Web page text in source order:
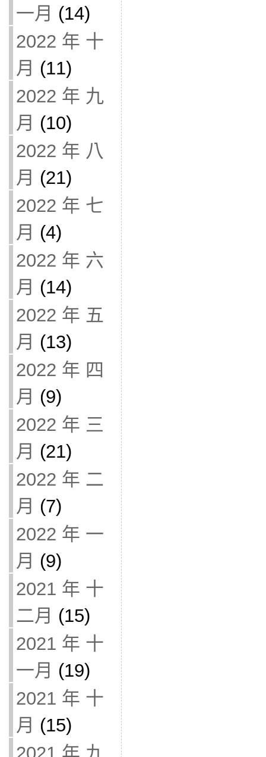
一月 (14)
2022 年 十
月 (11)
2022 年 九
月 (10)
2022 年 八
月 (21)
2022 年 七
月 (4)
2022 年 六
月 (14)
2022 年 五
月 (13)
2022 年 四
月 (9)
2022 年 三
月 (21)
2022 年 二
月 (7)
2022 年 一
月 (9)
2021 年 十
二月 (15)
2021 年 十
一月 (19)
2021 年 十
月 (15)